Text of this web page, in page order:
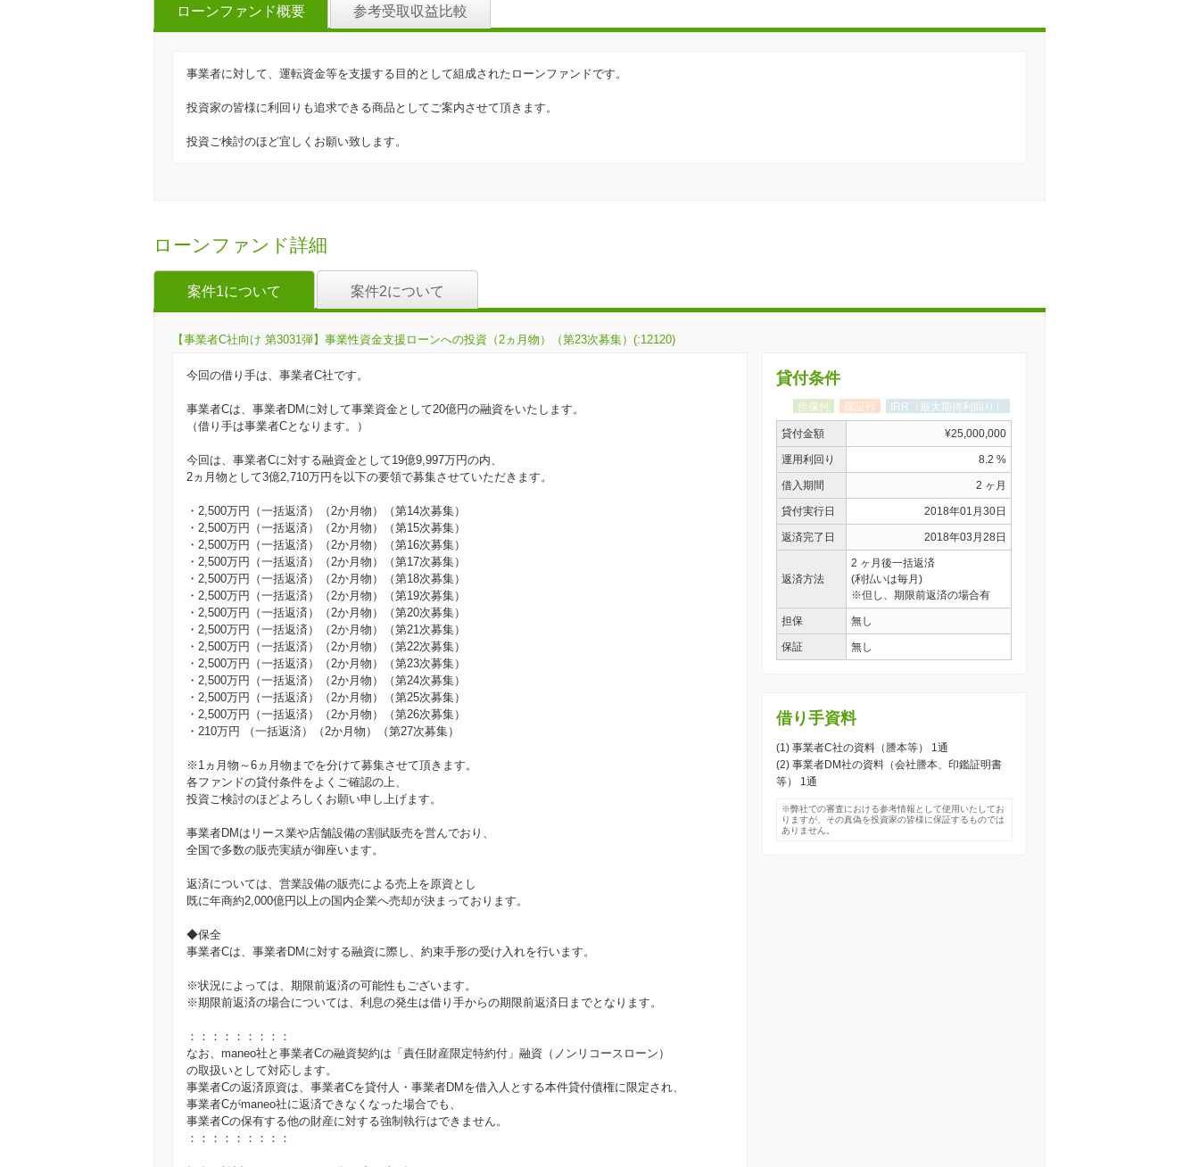
ローンファンド概要 参考受取収益比較
事業者に対して、運転資金等を支援する目的として組成されたローンファンドです。
投資家の皆様に利回りも追求できる商品としてご案内させて頂きます。
投資ご検討のほど宜しくお願い致します。
ローンファンド詳細
案件1について 案件2について
【事業者C社向け 第3031弾】事業性資金支援ローンへの投資（2ヵ月物）（第23次募集）(:12120)
今回の借り手は、事業者C社です。
事業者Cは、事業者DMに対して事業資金として20億円の融資をいたします。
（借り手は事業者Cとなります。）
今回は、事業者Cに対する融資金として19億9,997万円の内、
2ヵ月物として3億2,710万円を以下の要領で募集させていただきます。
・2,500万円（一括返済）（2か月物）（第14次募集）
・2,500万円（一括返済）（2か月物）（第15次募集）
・2,500万円（一括返済）（2か月物）（第16次募集）
・2,500万円（一括返済）（2か月物）（第17次募集）
・2,500万円（一括返済）（2か月物）（第18次募集）
・2,500万円（一括返済）（2か月物）（第19次募集）
・2,500万円（一括返済）（2か月物）（第20次募集）
・2,500万円（一括返済）（2か月物）（第21次募集）
・2,500万円（一括返済）（2か月物）（第22次募集）
・2,500万円（一括返済）（2か月物）（第23次募集）
・2,500万円（一括返済）（2か月物）（第24次募集）
・2,500万円（一括返済）（2か月物）（第25次募集）
・2,500万円（一括返済）（2か月物）（第26次募集）
・210万円 （一括返済）（2か月物）（第27次募集）
※1ヵ月物～6ヵ月物までを分けて募集させて頂きます。
各ファンドの貸付条件をよくご確認の上、
投資ご検討のほどよろしくお願い申し上げます。
事業者DMはリース業や店舗設備の割賦販売を営んでおり、
全国で多数の販売実績が御座います。
返済については、営業設備の販売による売上を原資とし
既に年商約2,000億円以上の国内企業へ売却が決まっております。
◆保全
事業者Cは、事業者DMに対する融資に際し、約束手形の受け入れを行います。
※状況によっては、期限前返済の可能性もございます。
※期限前返済の場合については、利息の発生は借り手からの期限前返済日までとなります。
：：：：：：：：：
なお、maneo社と事業者Cの融資契約は「責任財産限定特約付」融資（ノンリコースローン）
の取扱いとして対応します。
事業者Cの返済原資は、事業者Cを貸付人・事業者DMを借入人とする本件貸付債権に限定され、
事業者Cがmaneo社に返済できなくなった場合でも、
事業者Cの保有する他の財産に対する強制執行はできません。
：：：：：：：：：
貸付条件
担保付 保証付 IRR（最大期待利回り）
貸付金額 ¥25,000,000
運用利回り 8.2 %
借入期間 2 ヶ月
貸付実行日 2018年01月30日
返済完了日 2018年03月28日
返済方法
2 ヶ月後一括返済
(利払いは毎月)
※但し、期限前返済の場合有
担保 無し
保証 無し
借り手資料
(1) 事業者C社の資料（謄本等） 1通
(2) 事業者DM社の資料（会社謄本、印鑑証明書
等） 1通
※弊社での審査における参考情報として使用いたしてお
りますが、その真偽を投資家の皆様に保証するものでは
ありません。